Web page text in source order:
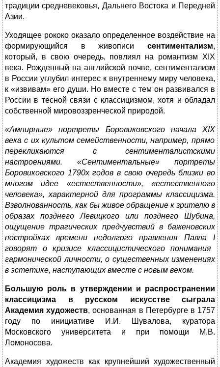
традиции средневековья, Дальнего Востока и Передней
Азии.
Уходящее рококо оказало определенное воздействие на
формирующийся в живописи сентиментализм,
который, в свою очередь, повлиял на романтизм XIX
века. Рожденный на английской почве, сентиментализм
в России углубил интерес к внутреннему миру человека,
к «извивам» его души. Но вместе с тем он развивался в
России в тесной связи с классицизмом, хотя и обладал
собственной мировоззренческой природой.
«Ампирные» портреты Боровиковского начала XIX
века с их культом семейственности, например, прямо
перекликаются с сентименталистскими
настроениями. «Сентиментальные» портреты
Боровиковского 1790х годов в свою очередь близки во
многом идее «естественности», «естественного
человека», характерной для программы классицизма.
Взволнованность, как бы живое обращение к зрителю в
образах позднего Левицкого или позднего Шубина,
ощущение трагических предчувствий в баженовских
постройках времени недолгого правления Павла I
говорят о кризисе классицистического понимания
гармонической личности, о существенных изменениях
в эстетике, наступающих вместе с новым веком.
Большую роль в утверждении и распространении
классицизма в русском искусстве сыграла
Академия художеств, основанная в Петербурге в 1757
году по инициативе И.И. Шувалова, куратора
Московского университета и при помощи М.В.
Ломоносова.
Академия художеств как крупнейший художественный